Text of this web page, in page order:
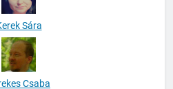
Kerek Sára